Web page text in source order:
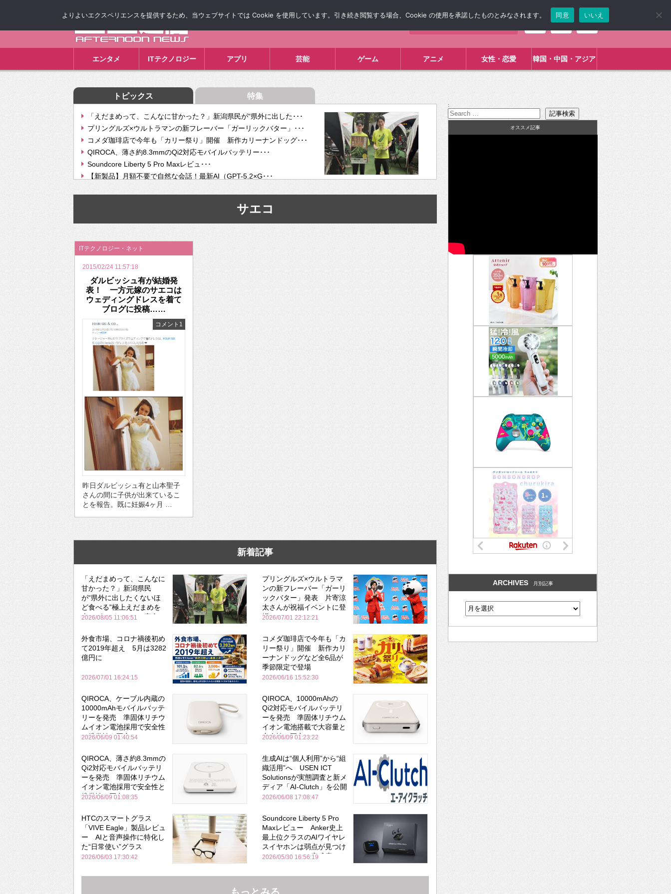
エンタメ ITテクノロジー アプリ 芸能 ゲーム アニメ 女性・恋愛 韓国・中国・アジア
トピックス 特集
「えだまめって、こんなに甘かった？」新潟県民が“県外に出した･･･
プリングルズ×ウルトラマンの新フレーバー「ガーリックバター」･･･
コメダ珈琲店で今年も「カリー祭り」開催 新作カリーナンドッグ･･･
QIROCA、薄さ約8.3mmのQi2対応モバイルバッテリー･･･
Soundcore Liberty 5 Pro Maxレビュ･･･
【新製品】月額不要で自然な会話！最新AI（GPT-5.2×G･･･
【次世代の没入感と生産性】VITURE Luma Ultra･･･
挫折率8割の壁をAIで突破。ジャストシステム、”自分が今話し･･･
2026年のバレンタインは「自分で作って、想いを渡す」 TE･･･
サエコ
ITテクノロジー・ネット
2015/02/24 11:57:18
ダルビッシュ有が結婚発
表！ 一方元嫁のサエコは
ウェディングドレスを着て
ブログに投稿……
コメント1
昨日ダルビッシュ有と山本聖子
さんの間に子供が出来ているこ
とを報告。既に妊娠4ヶ月 …
新着記事
「えだまめって、こんなに
甘かった？」新潟県民
が“県外に出したくないほ
ど食べる”極上えだまめを
森のビアガーデンで実食
2026/08/05 11:06:51
プリングルズ×ウルトラマ
ンの新フレーバー「ガーリ
ックバター」発表 片寄涼
太さんが祝福イベントに登
場
2026/07/01 22:12:21
外食市場、コロナ禍後初め
て2019年超え 5月は3282
億円に
2026/07/01 16:24:15
コメダ珈琲店で今年も「カ
リー祭り」開催 新作カリ
ーナンドッグなど全6品が
季節限定で登場
2026/06/16 15:52:30
QIROCA、ケーブル内蔵の
10000mAhモバイルバッテ
リーを発売 準固体リチウ
ムイオン電池採用で安全性
と携帯性を両立
2026/06/09 01:40:54
QIROCA、10000mAhの
Qi2対応モバイルバッテリ
ーを発売 準固体リチウム
イオン電池搭載で大容量と
安全性を両立
2026/06/09 01:23:22
QIROCA、薄さ約8.3mmの
Qi2対応モバイルバッテリ
ーを発売 準固体リチウム
イオン電池採用で安全性と
携帯性を両立
2026/06/09 01:08:35
生成AIは“個人利用”から“組
織活用”へ USEN ICT
Solutionsが実態調査と新メ
ディア「AI-Clutch」を公開
2026/06/08 17:08:47
HTCのスマートグラス
「VIVE Eagle」製品レビュ
ー AIと音声操作に特化し
た“日常使い”グラス
2026/06/03 17:30:42
Soundcore Liberty 5 Pro
Maxレビュー Anker史上
最上位クラスのAIワイヤレ
スイヤホンは弱点が見つけ
づらいくらいの完成度にび
Bose並み
2026/05/30 16:56:19
:
オススメ記事
ARCHIVES 月別記事
よりよいエクスペリエンスを提供するため、当ウェブサイトでは Cookie を使用しています。引き続き閲覧する場合、Cookie の使用を承諾したものとみなされます。 同意 いいえ